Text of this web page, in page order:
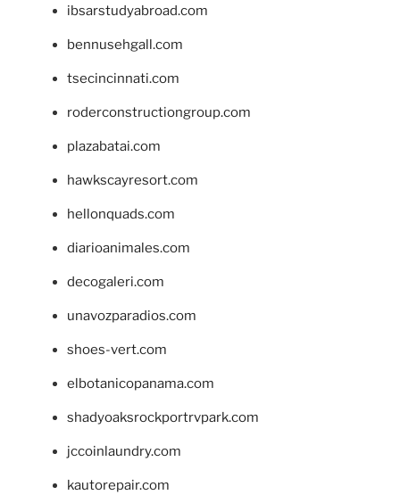
ibsarstudyabroad.com
bennusehgall.com
tsecincinnati.com
roderconstructiongroup.com
plazabatai.com
hawkscayresort.com
hellonquads.com
diarioanimales.com
decogaleri.com
unavozparadios.com
shoes-vert.com
elbotanicopanama.com
shadyoaksrockportrvpark.com
jccoinlaundry.com
kautorepair.com